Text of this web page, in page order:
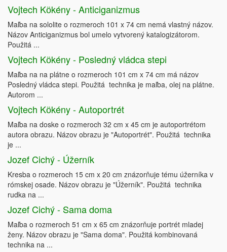
Vojtech Kӧkény - Anticiganizmus
Maľba na sololite o rozmeroch 101 x 74 cm nemá vlastný názov.
Názov Anticiganizmus bol umelo vytvorený katalogizátorom.
Použitá ...
Vojtech Kӧkény - Posledný vládca stepi
Maľba na na plátne o rozmeroch 101 cm x 74 cm má názov
Posledný vládca stepi. Použitá technika je maľba, olej na plátne.
Autorom ...
Vojtech Kӧkény - Autoportrét
Maľba na doske o rozmeroch 32 cm x 45 cm je autoportrétom
autora obrazu. Názov obrazu je "Autoportrét". Použitá technika
je ...
Jozef Cichý - Úžerník
Kresba o rozmeroch 15 cm x 20 cm znázorňuje tému úžerníka v
rómskej osade. Názov obrazu je "Úžerník". Použitá technika
rudka na ...
Jozef Cichý - Sama doma
Maľba o rozmeroch 51 cm x 65 cm znázorňuje portrét mladej
ženy. Názov obrazu je "Sama doma". Použitá kombinovaná
technika na ...